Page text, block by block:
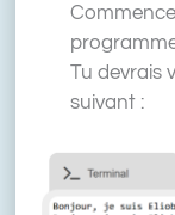
Tu devrais
suivant :